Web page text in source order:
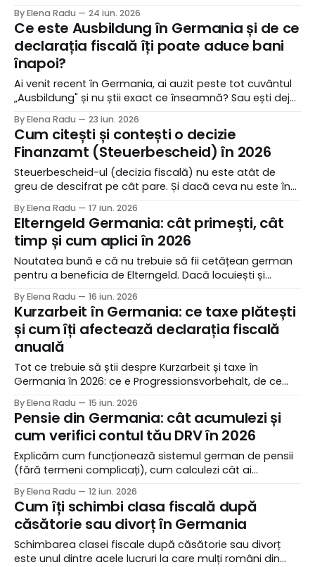
By Elena Radu 24 iun. 2026
Ce este Ausbildung în Germania și de ce
declarația fiscală îți poate aduce bani
înapoi?
Ai venit recent în Germania, ai auzit peste tot cuvântul
„Ausbildung" și nu știi exact ce înseamnă? Sau ești deja
nu știi cum? Ești în locul potrivit. Îți explicăm totul de la
zero.
By Elena Radu 23 iun. 2026
Cum citești și contești o decizie
Finanzamt (Steuerbescheid) în 2026
Steuerbescheid-ul (decizia fiscală) nu este atât de
greu de descifrat pe cât pare. Și dacă ceva nu este în
dreptul și instrumentele legale să îl contești. Haideți să
vedem pas cu pas cum.
By Elena Radu 17 iun. 2026
Elterngeld Germania: cât primești, cât
timp și cum aplici în 2026
Noutatea bună e că nu trebuie să fii cetățean german
pentru a beneficia de Elterngeld. Dacă locuiești și
prestație, indiferent că ești angajat, freelancer sau chiar
că nu ai avut un loc de muncă înainte de naștere.
By Elena Radu 16 iun. 2026
Kurzarbeit în Germania: ce taxe plătești
și cum îți afectează declarația fiscală
anuală
Tot ce trebuie să știi despre Kurzarbeit și taxe în
Germania în 2026: ce e Progressionsvorbehalt, de ce
plătești sau primești bani și ce poți face concret ca să
nu ai surprize neplăcute.
By Elena Radu 15 iun. 2026
Pensie din Germania: cât acumulezi și
cum verifici contul tău DRV în 2026
Explicăm cum funcționează sistemul german de pensii
(fără termeni complicați), cum calculezi cât ai
pas cu pas.
By Elena Radu 12 iun. 2026
Cum îți schimbi clasa fiscală după
căsătorie sau divorț în Germania
Schimbarea clasei fiscale după căsătorie sau divorț
este unul dintre acele lucruri la care mulți români din